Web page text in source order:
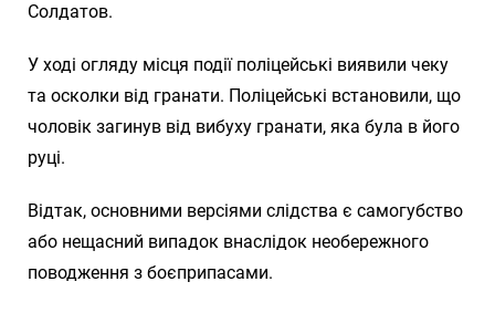
Солдатов.
У ході огляду місця події поліцейські виявили чеку
та осколки від гранати. Поліцейські встановили, що
чоловік загинув від вибуху гранати, яка була в його
руці.
Відтак, основними версіями слідства є самогубство
або нещасний випадок внаслідок необережного
поводження з боєприпасами.